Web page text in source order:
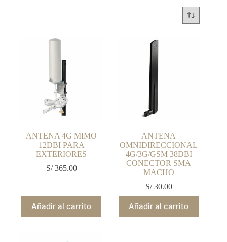
ANTENA 4G MIMO
12DBI PARA
EXTERIORES
S/365.00
Añadir al carrito
ANTENA
OMNIDIRECCIONAL
4G/3G/GSM 38DBI
CONECTOR SMA
MACHO
S/30.00
Añadir al carrito